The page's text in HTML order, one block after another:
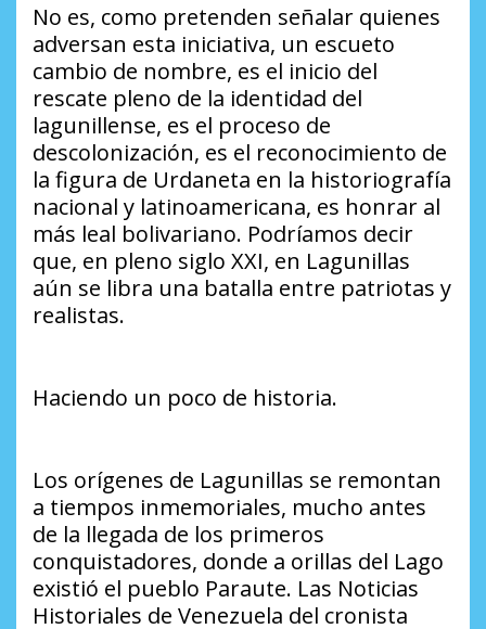
No es, como pretenden señalar quienes
adversan esta iniciativa, un escueto
cambio de nombre, es el inicio del
rescate pleno de la identidad del
lagunillense, es el proceso de
descolonización, es el reconocimiento de
la figura de Urdaneta en la historiografía
nacional y latinoamericana, es honrar al
más leal bolivariano. Podríamos decir
que, en pleno siglo XXI, en Lagunillas
aún se libra una batalla entre patriotas y
realistas.
Haciendo un poco de historia.
Los orígenes de Lagunillas se remontan
a tiempos inmemoriales, mucho antes
de la llegada de los primeros
conquistadores, donde a orillas del Lago
existió el pueblo Paraute. Las Noticias
Historiales de Venezuela del cronista